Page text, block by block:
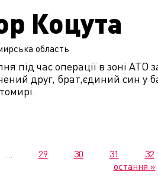
Коцута
область
під час операції в зоні
друг, брат,єдиний син у
29 30 31 32
остання »